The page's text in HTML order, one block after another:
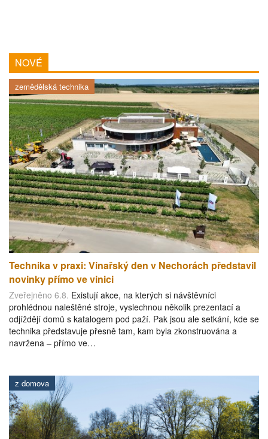
NOVÉ
zemědělská technika
Technika v praxi: Vinařský den v Nechorách představil
novinky přímo ve vinici
Zveřejněno 6.8. Existují akce, na kterých si návštěvníci
prohlédnou naleštěné stroje, vyslechnou několik prezentací a
odjíždějí domů s katalogem pod paží. Pak jsou ale setkání, kde se
technika představuje přesně tam, kam byla zkonstruována a
navržena – přímo ve…
z domova